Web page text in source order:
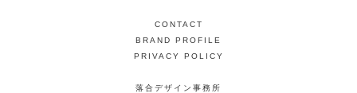
CONTACT
BRAND PROFILE
PRIVACY POLICY
落合デザイン事務所